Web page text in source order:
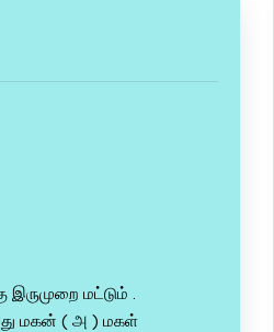
இருமுறை மட்டும் .
மகன் ( அ ) மகள்